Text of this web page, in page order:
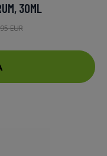
30ML
EUR